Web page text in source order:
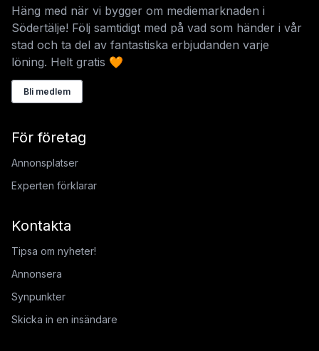
Häng med när vi bygger om mediemarknaden i
Södertälje! Följ samtidigt med på vad som händer i vår
stad och ta del av fantastiska erbjudanden varje
löning. Helt gratis 🧡
Bli medlem
För företag
Annonsplatser
Experten förklarar
Kontakta
Tipsa om nyheter!
Annonsera
Synpunkter
Skicka in en insändare